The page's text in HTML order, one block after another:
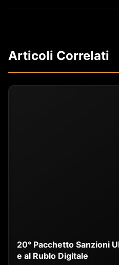
Articoli Correlati
20° Pacchetto Sanzioni
e al Rublo Digitale